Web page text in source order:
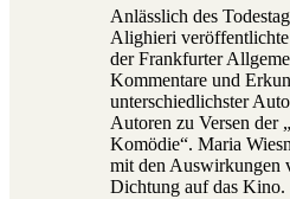
Anlässlich des
Alighieri
der Frankfurter
Kommentare und
unterschiedlichster
Autoren zu Versen der
Komödie“. Maria
mit den Auswirkungen
Dichtung auf das Kino.